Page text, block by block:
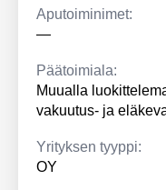
Aputoiminimet:
—
Päätoimiala:
Muualla
vakuutus- ja
Yrityksen tyyppi:
OY